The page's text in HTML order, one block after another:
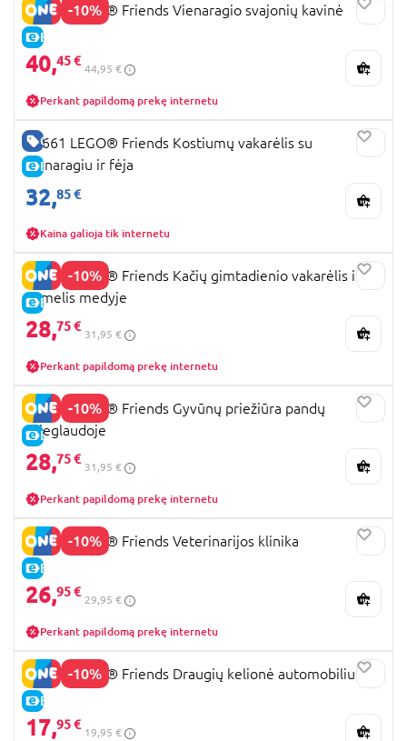
-10%
E-KAINA
42684 LEGO® Friends Vienaragio svajonių kavinė
40,45 €
44,95 €
Perkant papildomą prekę internetu
GERA KAINA
E-KAINA
42661 LEGO® Friends Kostiumų vakarėlis su
vienaragiu ir fėja
32,85 €
Kaina galioja tik internetu
-10%
E-KAINA
42666 LEGO® Friends Kačių gimtadienio vakarėlis ir
namelis medyje
28,75 €
31,95 €
Perkant papildomą prekę internetu
-10%
E-KAINA
42648 LEGO® Friends Gyvūnų priežiūra pandų
prieglaudoje
28,75 €
31,95 €
Perkant papildomą prekę internetu
-10%
E-KAINA
42696 LEGO® Friends Veterinarijos klinika
26,95 €
29,95 €
Perkant papildomą prekę internetu
-10%
E-KAINA
42659 LEGO® Friends Draugių kelionė automobiliu
17,95 €
19,95 €